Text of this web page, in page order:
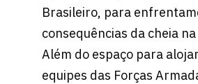
Brasileiro, para
consequências da cheia
Além do espaço para
equipes das Forças